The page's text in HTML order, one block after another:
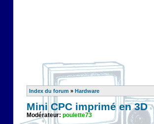
Index du forum » Hardware
Mini CPC imprimé en 3D
Modérateur: poulette73